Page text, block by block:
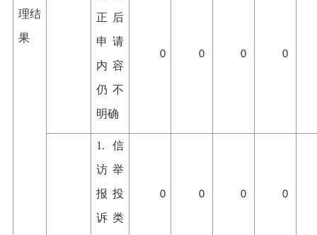
理结
果
正后
申请
内容
仍不
明确
0 0 0 0
1.信
访举
报投
诉类
0 0 0 0